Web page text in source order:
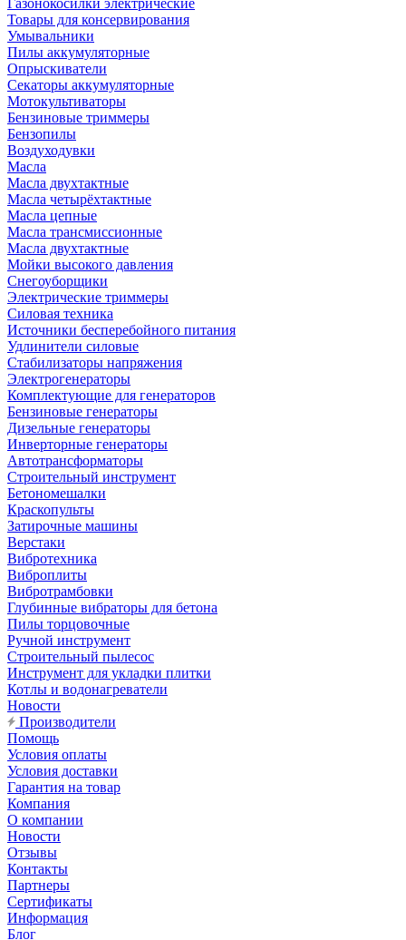
Газонокосилки электрические
Товары для консервирования
Умывальники
Пилы аккумуляторные
Опрыскиватели
Секаторы аккумуляторные
Мотокультиваторы
Бензиновые триммеры
Бензопилы
Воздуходувки
Масла
Масла двухтактные
Масла четырёхтактные
Масла цепные
Масла трансмиссионные
Масла двухтактные
Мойки высокого давления
Снегоуборщики
Электрические триммеры
Силовая техника
Источники бесперебойного питания
Удлинители силовые
Стабилизаторы напряжения
Электрогенераторы
Комплектующие для генераторов
Бензиновые генераторы
Дизельные генераторы
Инверторные генераторы
Автотрансформаторы
Строительный инструмент
Бетономешалки
Краскопульты
Затирочные машины
Верстаки
Вибротехника
Виброплиты
Вибротрамбовки
Глубинные вибраторы для бетона
Пилы торцовочные
Ручной инструмент
Строительный пылесос
Инструмент для укладки плитки
Котлы и водонагреватели
Новости
Производители
Помощь
Условия оплаты
Условия доставки
Гарантия на товар
Компания
О компании
Новости
Отзывы
Контакты
Партнеры
Сертификаты
Информация
Блог